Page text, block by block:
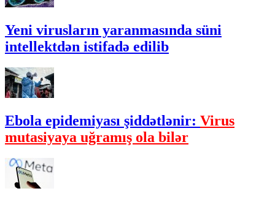
Yeni virusların yaranmasında süni
intellektdən istifadə edilib
Ebola epidemiyası şiddətlənir: Virus
mutasiyaya uğramış ola bilər